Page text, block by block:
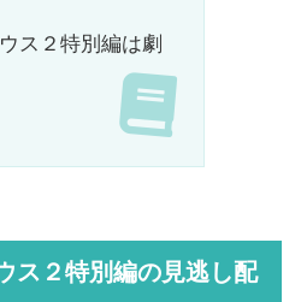
ス２特別編は劇
ス２特別編の見逃し配